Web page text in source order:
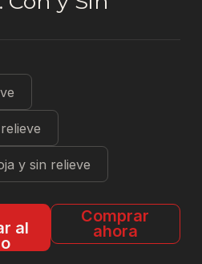
y sin relieve
al
Comprar
ahora